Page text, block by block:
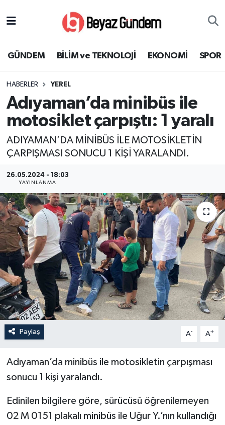
GÜNDEM BİLİM ve TEKNOLOJİ EKONOMİ SPOR
HABERLER YEREL
Adıyaman’da minibüs ile
motosiklet çarpıştı: 1 yaralı
ADIYAMAN’DA MİNİBÜS İLE MOTOSİKLETİN
ÇARPIŞMASI SONUCU 1 KİŞİ YARALANDI.
26.05.2024 - 18:03
YAYINLANMA
Paylaş A- A+
Adıyaman’da minibüs ile motosikletin çarpışması
sonucu 1 kişi yaralandı.
Edinilen bilgilere göre, sürücüsü öğrenilemeyen
02 M 0151 plakalı minibüs ile Uğur Y.’nın kullandığı
EKONOMİ
SPOR
SAĞLIK
KÜLTÜR SANAT
MAGAZİN
YEREL
Süper Lig Puan Durumu ve Fikstür
Tüm Manşetler
Son Dakika Haberleri